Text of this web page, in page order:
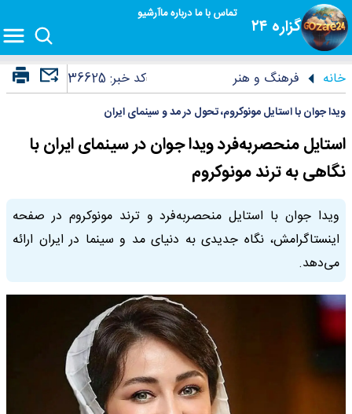
گزاره ۲۴
تماس با مادرباره ماآرشیو
خانه فرهنگ و هنر کد خبر:36625
ویدا جوان با استایل مونوکروم، تحول در مد و سینمای ایران
استایل منحصربه‌فرد ویدا جوان در سینمای ایران با
نگاهی به ترند مونوکروم
ویدا جوان با استایل منحصربه‌فرد و ترند مونوکروم در صفحه
اینستاگرامش، نگاه جدیدی به دنیای مد و سینما در ایران ارائه
می‌دهد.